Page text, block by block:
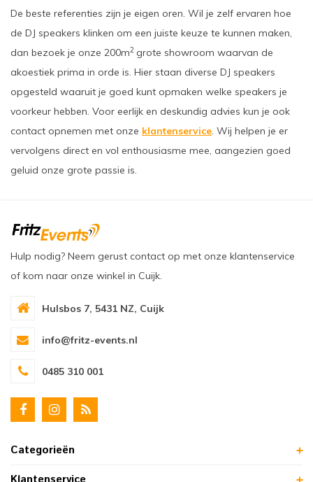
De beste referenties zijn je eigen oren. Wil je zelf ervaren hoe
de DJ speakers klinken om een juiste keuze te kunnen maken,
dan bezoek je onze 200m2 grote showroom waarvan de
akoestiek prima in orde is. Hier staan diverse DJ speakers
opgesteld waaruit je goed kunt opmaken welke speakers je
voorkeur hebben. Voor eerlijk en deskundig advies kun je ook
contact opnemen met onze klantenservice. Wij helpen je er
vervolgens direct en vol enthousiasme mee, aangezien goed
geluid onze grote passie is.
Hulp nodig? Neem gerust contact op met onze klantenservice
of kom naar onze winkel in Cuijk.
Hulsbos 7, 5431 NZ, Cuijk
info@fritz-events.nl
0485 310 001
Categorieën